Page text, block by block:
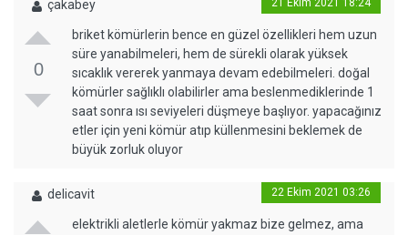
çakabey 21 Ekim 2021 18:24
0
briket kömürlerin bence en güzel özellikleri hem uzun
süre yanabilmeleri, hem de sürekli olarak yüksek
sıcaklık vererek yanmaya devam edebilmeleri. doğal
kömürler sağlıklı olabilirler ama beslenmediklerinde 1
saat sonra ısı seviyeleri düşmeye başlıyor. yapacağınız
etler için yeni kömür atıp küllenmesini beklemek de
büyük zorluk oluyor
delicavit 22 Ekim 2021 03:26
elektrikli aletlerle kömür yakmaz bize gelmez, ama